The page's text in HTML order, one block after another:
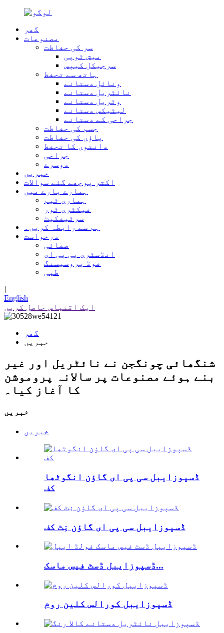
گھر
مصنوعات
سر کی حفاظت
میش ٹوپی
سرجیکل کیپس
ہاتھ سے تحفظ
ونائل دستانے
نائٹریل دستانے
وٹریل دستانے
لیٹیکس دستانے
جراحی کے دستانے
جسم کی حفاظت
پاؤں کی حفاظت
دانتوں کا تحفظ
جراحی
دوسرے
خبریں
اکثر پوچھے گئے سوالات
ہمارے بارے میں
ہماری ٹیم
فیکٹری ٹور
سرٹیفکیٹ
ہم سے رابطہ کریں۔
درخواست
صفائی
انڈسٹری پی پی ای
فوڈ پروسیسنگ
طبی
|
English
ایک اقتباس حاصل کریں
گھر
خبریں
شنگھائی چونگجن نے نائٹریل اور غیر
بنے ہوئے مصنوعات پر سالانہ پروموشن
کا آغاز کیا۔
خبریں
خبریں
ڈسپوزایبل سی پی ای گاؤن انگوٹھا
کف
ڈسپوزایبل سی پی ای گاؤن نِٹ کف
ڈسپوزایبل ڈسٹ فیس ماسک...
ڈسپوزایبل کورالس کلین روم